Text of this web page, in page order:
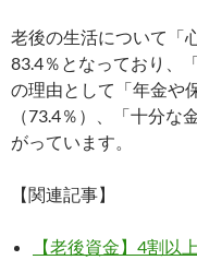
老後の生活について「
83.4％となっており、
の理由として「年金や
（73.4％）、「十分な
がっています。
【関連記事】
【老後資金】4割以